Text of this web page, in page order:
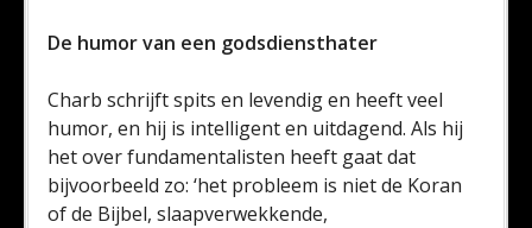
De humor van een godsdiensthater
Charb schrijft spits en levendig en heeft veel
humor, en hij is intelligent en uitdagend. Als hij
het over fundamentalisten heeft gaat dat
bijvoorbeeld zo: ‘het probleem is niet de Koran
of de Bijbel, slaapverwekkende,